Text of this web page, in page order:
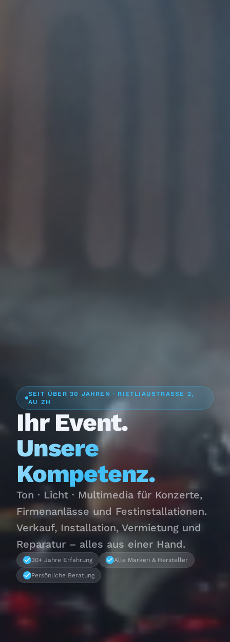
SEIT ÜBER 30 JAHREN · RIETLIAUSTRASSE 2,
AU ZH
Ihr Event.
Unsere
Kompetenz.
Ton · Licht · Multimedia für Konzerte,
Firmenanlässe und Festinstallationen.
Verkauf, Installation, Vermietung und
Reparatur – alles aus einer Hand.
30+ Jahre Erfahrung Alle Marken & Hersteller
Persönliche Beratung